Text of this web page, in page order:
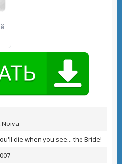
Noiva
die when you see... the Bride!